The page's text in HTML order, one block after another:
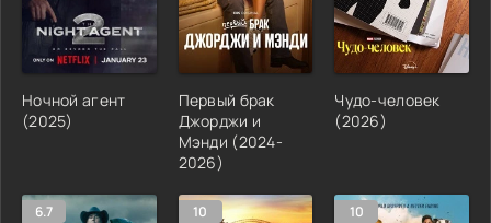
Ночной агент
(2025)
Первый брак
Джорджи и
Мэнди (2024-
2026)
Чудо-человек
(2026)
6.7 10 10